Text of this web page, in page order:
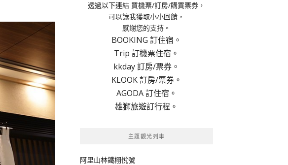
透過以下連結 買機票/訂房/購買票券，
可以讓我獲取小小回饋，
感謝您的支持。
BOOKING 訂住宿。
Trip 訂機票住宿。
kkday 訂房/票券。
KLOOK 訂房/票券。
AGODA 訂住宿。
雄獅旅遊訂行程。
主題觀光列車
阿里山林鐵栩悅號